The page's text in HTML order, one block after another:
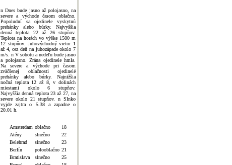
n Dnes bude jasno až polojasno, na
severe a východe časom oblačno.
Popoludní sa ojedinele vyskytnú
prehánky alebo búrky. Najvyššia
denná teplota 22 až 26 stupňov.
Teplota na horách vo výške 1500 m
12 stupňov. Juhovýchodný vietor 1
až 4, cez deň na juhozápade okolo 7
m/s. n V sobotu a nedeľu bude jasno
a polojasno. Zrána ojedinele hmla.
Na severe a východe pri časom
zväčšenej oblačnosti ojedinelé
prehánky alebo búrky. Najnižšia
nočná teplota 12 až 8, v dolinách
miestami okolo 6 stupňov.
Najvyššia denná teplota 23 až 27, na
severe okolo 21 stupňov. n Slnko
vyjde zajtra o 5.38 a zapadne o
20.01 h.
Amsterdam oblačno
18
Atény
slnečno
22
Belehrad
slnečno
23
Berlín
polooblačno 21
Bratislava
slnečno
25